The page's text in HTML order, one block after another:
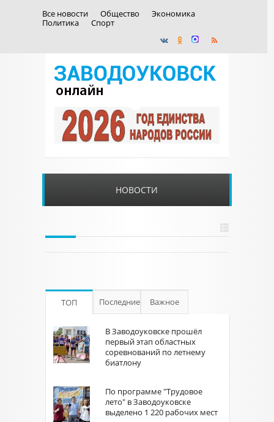
Все новости Общество
Экономика
Политика
Спорт
НОВОСТИ
ТОП Последние Важное
В Заводоуковске прошёл
первый этап областных
соревнований по летнему
биатлону
По программе "Трудовое
лето" в Заводоуковске
выделено 1 220 рабочих мест